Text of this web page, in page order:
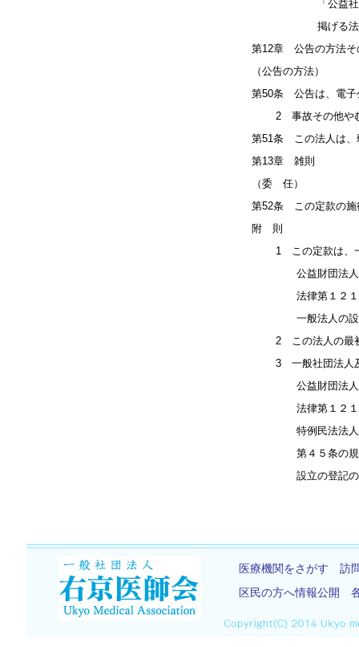
「公益社団法人及
掲げる法人に
第12章 公告の方法そ
（公告の方法）
第50条 公告は、電子
2 事故その他やむを
第51条 この法人は、
第13章 雑則
（委 任）
第52条 この定款の施
附 則
1 この定款は、一
公益財団法人の認
法律第１２１条第
一般法人の設立
2 この法人の最初
3 一般社団法人及
公益財団法人の認
法律第１２１条第
特例民法法人の解
第４５条の規定に
設立の登記の日
医療機関をさがす
訪
区民の方へ情報公開